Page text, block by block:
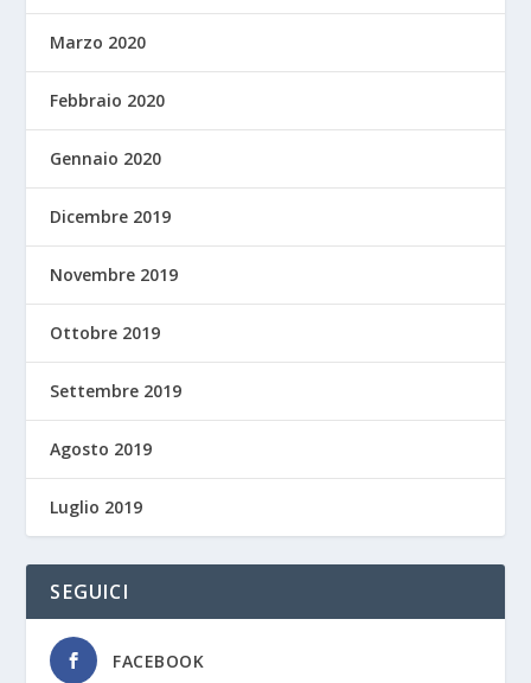
Marzo 2020
Febbraio 2020
Gennaio 2020
Dicembre 2019
Novembre 2019
Ottobre 2019
Settembre 2019
Agosto 2019
Luglio 2019
SEGUICI
FACEBOOK